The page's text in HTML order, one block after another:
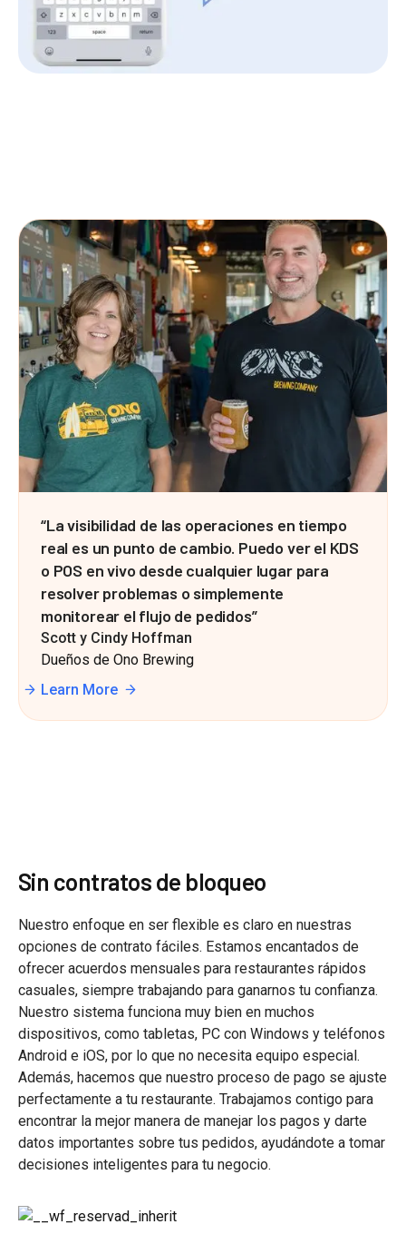
“La visibilidad de las operaciones en tiempo
real es un punto de cambio. Puedo ver el KDS
o POS en vivo desde cualquier lugar para
resolver problemas o simplemente
monitorear el flujo de pedidos”
Scott y Cindy Hoffman
Dueños de Ono Brewing
Learn More
Sin contratos de bloqueo
Nuestro enfoque en ser flexible es claro en nuestras
opciones de contrato fáciles. Estamos encantados de
ofrecer acuerdos mensuales para restaurantes rápidos
casuales, siempre trabajando para ganarnos tu confianza.
Nuestro sistema funciona muy bien en muchos
dispositivos, como tabletas, PC con Windows y teléfonos
Android e iOS, por lo que no necesita equipo especial.
Además, hacemos que nuestro proceso de pago se ajuste
perfectamente a tu restaurante. Trabajamos contigo para
encontrar la mejor manera de manejar los pagos y darte
datos importantes sobre tus pedidos, ayudándote a tomar
decisiones inteligentes para tu negocio.